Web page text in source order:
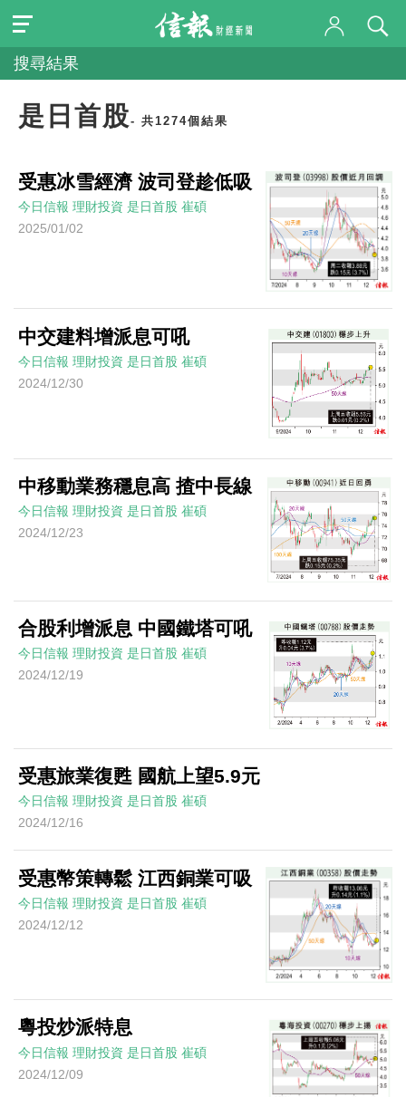
搜尋結果
是日首股- 共1274個結果
受惠冰雪經濟 波司登趁低吸
今日信報 理財投資 是日首股 崔碩
2025/01/02
中交建料增派息可吼
今日信報 理財投資 是日首股 崔碩
2024/12/30
中移動業務穩息高 揸中長線
今日信報 理財投資 是日首股 崔碩
2024/12/23
合股利增派息 中國鐵塔可吼
今日信報 理財投資 是日首股 崔碩
2024/12/19
受惠旅業復甦 國航上望5.9元
今日信報 理財投資 是日首股 崔碩
2024/12/16
受惠幣策轉鬆 江西銅業可吸
今日信報 理財投資 是日首股 崔碩
2024/12/12
粵投炒派特息
今日信報 理財投資 是日首股 崔碩
2024/12/09